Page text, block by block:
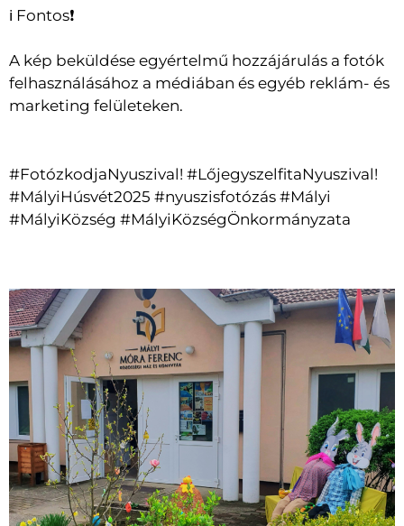
ℹ️ Fontos❗
A kép beküldése egyértelmű hozzájárulás a fotók
felhasználásához a médiában és egyéb reklám- és
marketing felületeken.
#FotózkodjaNyuszival! #LőjegyszelfitaNyuszival!
#MályiHúsvét2025 #nyuszisfotózás #Mályi
#MályiKözség #MályiKözségÖnkormányzata